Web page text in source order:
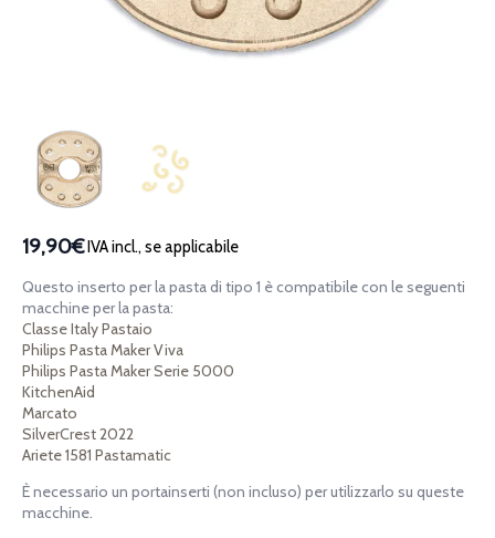
19,90€IVA incl., se applicabile
Questo inserto per la pasta di tipo 1 è compatibile con le seguenti
macchine per la pasta:
Classe Italy Pastaio
Philips Pasta Maker Viva
Philips Pasta Maker Serie 5000
KitchenAid
Marcato
SilverCrest 2022
Ariete 1581 Pastamatic
È necessario un portainserti (non incluso) per utilizzarlo su queste
macchine.